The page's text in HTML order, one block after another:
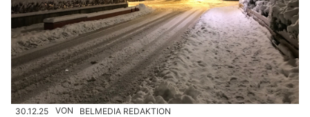
30.12.25 VON BELMEDIA REDAKTION